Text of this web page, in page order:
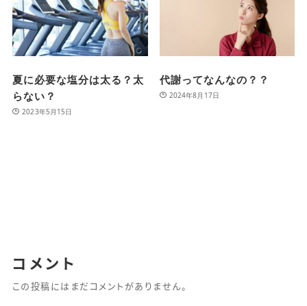
夏に必要な塩分は太る？太
らない？
2023年5月15日
代謝ってなんなの？？
2024年8月17日
コメント
この投稿にはまだコメントがありません。